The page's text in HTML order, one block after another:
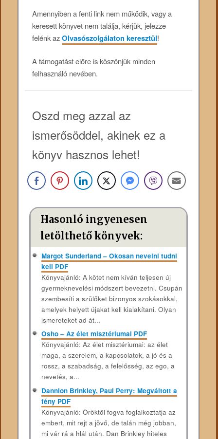
Amennyiben a fenti link nem működik, vagy a
keresett könyvet nem találja, kérjük, jelezze
felénk azOlvasószolgálaton keresztül!
A támogatást előre is köszönjük minden
felhasználó nevében.
Oszd meg azzal az
ismerősöddel, akinek ez a
könyv hasznos lehet!
Hasonló ingyenesen
letölthető könyvek:
Margot Sunderland – Okosan nevelni tudni
kell PDF
Könyvajánló: A kötet nem kíván teljesen új
gyermeknevelési módszert bevezetni. Csupán
szembesíti a szülőket bizonyos szokásokkal,
amelyek helyett újakat kell kialakítani. Olyan
ismereteket ad át...
Osho – Az élet misztériumai PDF
Könyvajánló: Az élet misztériumai: az élet
maga, a szerelem, a kapcsolatok, a jó és a
rossz, a szabadság, a felelősség, az ego, a
nevetés, a...
Dannion Brinkley, Paul Perry: Megváltott a
fény PDF
Könyvajánló: Öröktől fogva foglalkoztatja az
embert, mit rejt a jövő, de talán még jobban,
mi vár rá a hlál után. Dan Brinkley hiteles